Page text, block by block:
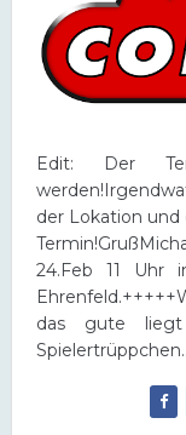
Edit: Der
der Lokation
24.Feb 11 Uhr
das gute